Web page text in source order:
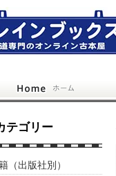
テゴリー
（出版社別）